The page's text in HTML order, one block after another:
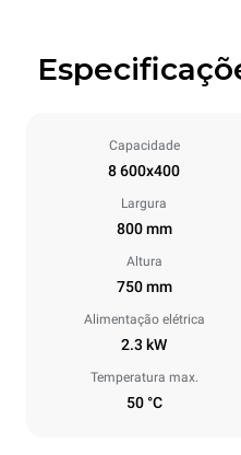
Capacidade
8 600x400
Largura
800 mm
Altura
750 mm
Alimentação elétrica
2.3 kW
Temperatura max.
50 °C